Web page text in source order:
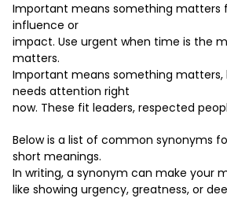
Important means something matters
influence or
impact. Use urgent when time is the
matters.
Important means something
needs attention right
now. These fit leaders, respected
Below is a list of common synonyms
short meanings.
In writing, a synonym can make your
like showing urgency, greatness, or